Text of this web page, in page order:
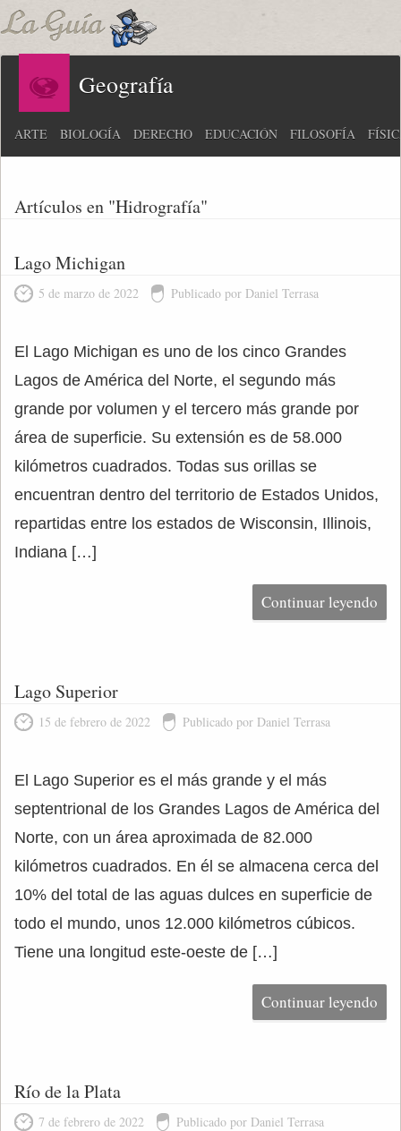
Geografía
ARTE BIOLOGÍA DERECHO EDUCACIÓN FILOSOFÍA
Artículos en "Hidrografía"
Lago Michigan
5 de marzo de 2022 Publicado por Daniel Terrasa
El Lago Michigan es uno de los cinco Grandes
Lagos de América del Norte, el segundo más
grande por volumen y el tercero más grande por
área de superficie. Su extensión es de 58.000
kilómetros cuadrados. Todas sus orillas se
encuentran dentro del territorio de Estados Unidos,
repartidas entre los estados de Wisconsin, Illinois,
Indiana […]
Continuar leyendo
Lago Superior
15 de febrero de 2022 Publicado por Daniel Terrasa
El Lago Superior es el más grande y el más
septentrional de los Grandes Lagos de América del
Norte, con un área aproximada de 82.000
kilómetros cuadrados. En él se almacena cerca del
10% del total de las aguas dulces en superficie de
todo el mundo, unos 12.000 kilómetros cúbicos.
Tiene una longitud este-oeste de […]
Continuar leyendo
Río de la Plata
7 de febrero de 2022 Publicado por Daniel Terrasa